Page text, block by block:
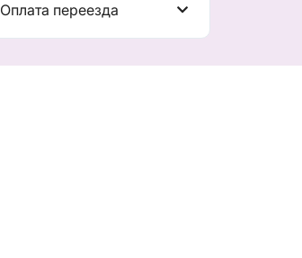
Оплата переезда